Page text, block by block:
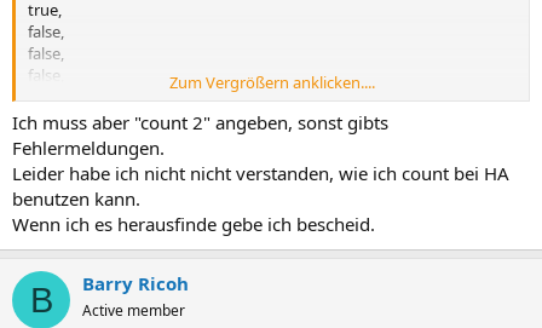
true,
false,
false,
false,
false,
false
]
}
Zum Vergrößern anklicken....
Ich muss aber "count 2" angeben, sonst gibts
Fehlermeldungen.
Leider habe ich nicht nicht verstanden, wie ich count bei HA
benutzen kann.
Wenn ich es herausfinde gebe ich bescheid.
B Barry Ricoh
Active member